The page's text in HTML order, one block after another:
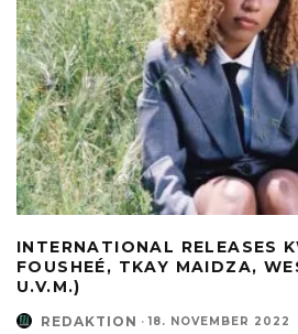
INTERNATIONAL RELEASES
FOUSHEÉ, TKAY MAIDZA,
U.V.M.)
REDAKTION · 18. NOVEMBER 2022